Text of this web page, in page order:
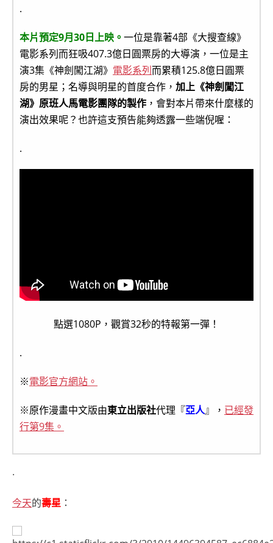
.
本片預定9月30日上映。 一位是靠著4部《大搜查線》
電影系列而狂吸407.3億日圓票房的大導演，一位是主
演3集《神劍闖江湖》 電影系列而累積125.8億日圓票
房的男星；名導與明星的首度合作， 加上《神劍闖江
湖》原班人馬電影團隊的製作 ，會對本片帶來什麼樣的
演出效果呢？也許這支預告能夠透露一些端倪喔：
.
點選1080P，觀賞32秒的特報第一彈！
.
※電影官方網站。
※原作漫畫中文版由東立出版社代理『亞人』， 已經發
行第9集。
.
今天的壽星 ：